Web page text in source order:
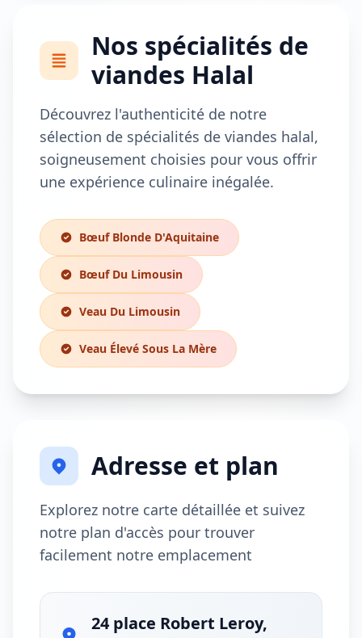
Nos spécialités de
viandes Halal
Découvrez l'authenticité de notre
sélection de spécialités de viandes halal,
soigneusement choisies pour vous offrir
une expérience culinaire inégalée.
Bœuf Blonde D'Aquitaine
Bœuf Du Limousin
Veau Du Limousin
Veau Élevé Sous La Mère
Adresse et plan
Explorez notre carte détaillée et suivez
notre plan d'accès pour trouver
facilement notre emplacement
24 place Robert Leroy,